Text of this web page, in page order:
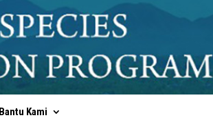
Bantu Kami